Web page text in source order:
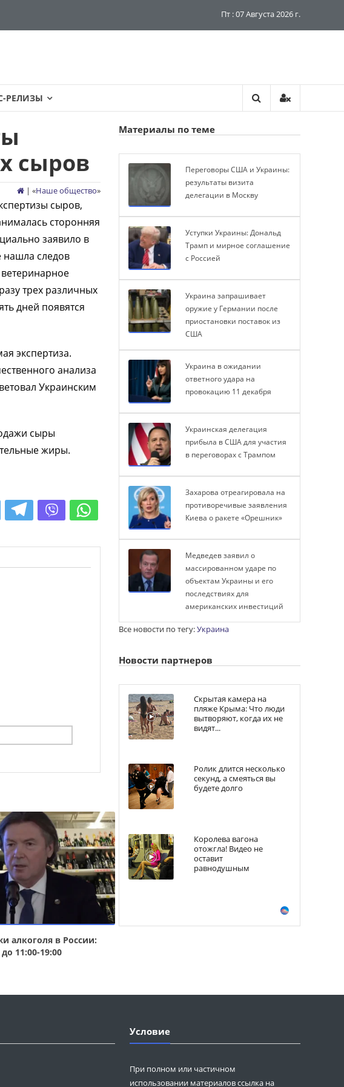
Пт : 07 Августа 2026 г.
РЕЛИЗЫ
сыров
| «Наше общество»
сыров,
сторонняя
заявило в
нашла следов
трех различных
дней появятся
экспертиза.
анализа
Украинским
сыры
жиры.
алкоголя в России:
11:00-19:00
Материалы по теме
Переговоры США и Украины:
результаты визита
делегации в Москву
Уступки Украины: Дональд
Трамп и мирное соглашение
с Россией
Украина запрашивает
оружие у Германии после
приостановки поставок из
США
Украина в ожидании
ответного удара на
провокацию 11 декабря
Украинская делегация
прибыла в США для участия
в переговорах с Трампом
Захарова отреагировала на
противоречивые заявления
Киева о ракете «Орешник»
Медведев заявил о
массированном ударе по
объектам Украины и его
последствиях для
американских инвестиций
Все новости по тегу:Украина
Новости партнеров
Скрытая камера на
пляже Крыма: Что люди
вытворяют, когда их не
видят...
Ролик длится несколько
секунд, а смеяться вы
будете долго
Королева вагона
отожгла! Видео не
оставит
равнодушным
Условие
При полном или частичном
использовании материалов ссылка на